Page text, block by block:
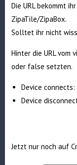
Die URL bekommt
ZipaTile/ZipaBox.
Solltet ihr nicht
Hinter die URL vom
oder false setzten.
Device
Device
Jetzt nur noch auf